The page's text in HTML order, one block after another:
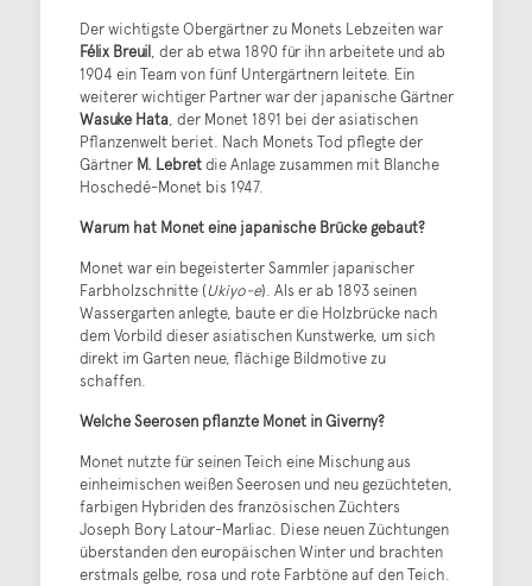
Der wichtigste Obergärtner zu Monets Lebzeiten war
Félix Breuil, der ab etwa 1890 für ihn arbeitete und ab
1904 ein Team von fünf Untergärtnern leitete. Ein
weiterer wichtiger Partner war der japanische Gärtner
Wasuke Hata, der Monet 1891 bei der asiatischen
Pflanzenwelt beriet. Nach Monets Tod pflegte der
Gärtner M. Lebretdie Anlage zusammen mit Blanche
Hoschedé-Monet bis 1947.
Warum hat Monet eine japanische Brücke gebaut?
Monet war ein begeisterter Sammler japanischer
Farbholzschnitte (Ukiyo-e). Als er ab 1893 seinen
Wassergarten anlegte, baute er die Holzbrücke nach
dem Vorbild dieser asiatischen Kunstwerke, um sich
direkt im Garten neue, flächige Bildmotive zu
schaffen.
Welche Seerosen pflanzte Monet in Giverny?
Monet nutzte für seinen Teich eine Mischung aus
einheimischen weißen Seerosen und neu gezüchteten,
farbigen Hybriden des französischen Züchters
Joseph Bory Latour-Marliac. Diese neuen Züchtungen
überstanden den europäischen Winter und brachten
erstmals gelbe, rosa und rote Farbtöne auf den Teich.